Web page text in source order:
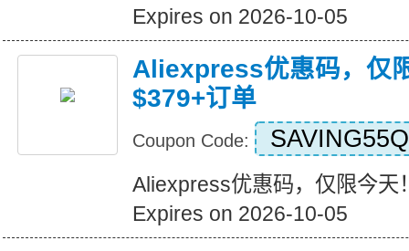
Expires on 2026-10-05
Aliexpress优惠码，仅
$379+订单
Coupon Code: SAVING55Q
Aliexpress优惠码，仅限今天
Expires on 2026-10-05